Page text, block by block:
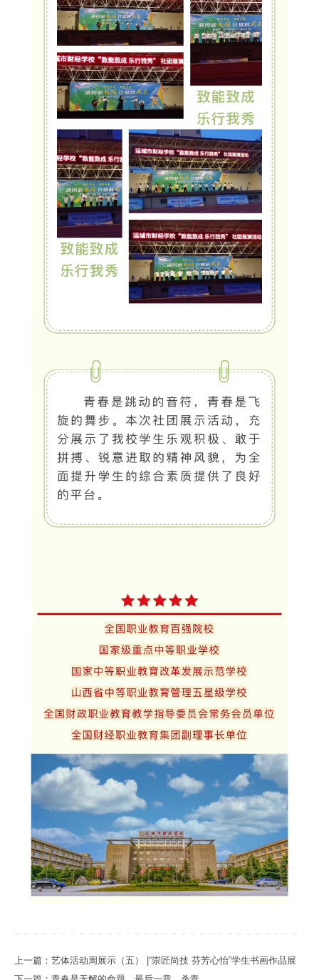
上一篇：艺体活动周展示（五） |“崇匠尚技 芬芳心怡”学生书画作品展